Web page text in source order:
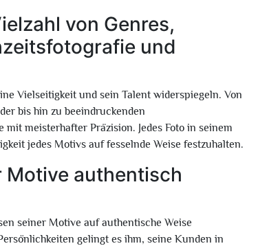
von Genres,
und
Vielseitigkeit und sein Talent widerspiegeln. Von
bis hin zu beeindruckenden
meisterhafter Präzision. Jedes Foto in seinem
jedes Motivs auf fesselnde Weise festzuhalten.
Motive authentisch
seiner Motive auf authentische Weise
gelingt es ihm, seine Kunden in